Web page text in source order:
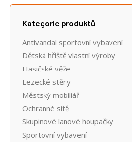
Kategorie produktů
Antivandal sportovní vybavení
Dětská hřiště vlastní výroby
Hasičské věže
Lezecké stěny
Městský mobiliář
Ochranné sítě
Skupinové lanové houpačky
Sportovní vybavení